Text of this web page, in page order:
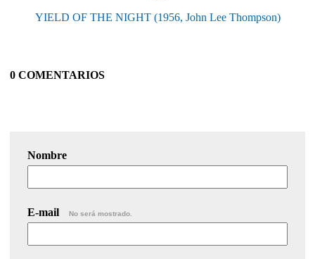
YIELD OF THE NIGHT (1956, John Lee Thompson)
0 COMENTARIOS
Nombre
E-mail No será mostrado.